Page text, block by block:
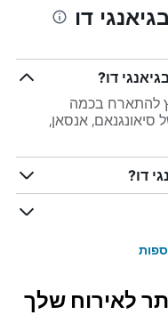
דו
דו?
להתארח בכמה
אנסאן,
דו?
לאירוח שלך